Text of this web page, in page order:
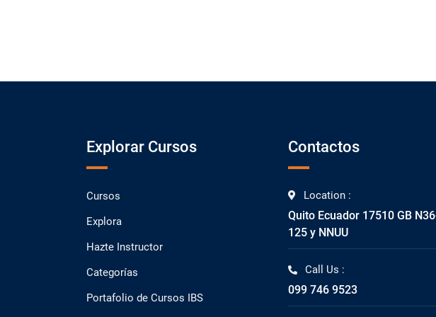
Explorar Cursos
Cursos
Explora
Hazte Instructor
Categorías
Portafolio de Cursos IBS
Contactos
Location :
Quito Ecuador 17510 GB
125 y NNUU
Call Us :
099 746 9523